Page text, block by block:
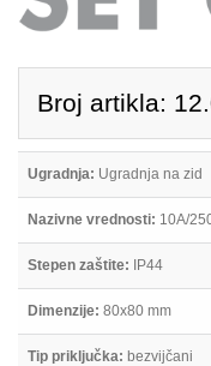
Broj artikla:
Ugradnja: Ugradnja na zid
Nazivne vrednosti: 10A/
Stepen zaštite: IP44
Dimenzije: 80x80 mm
Tip priključka: bezvijčani